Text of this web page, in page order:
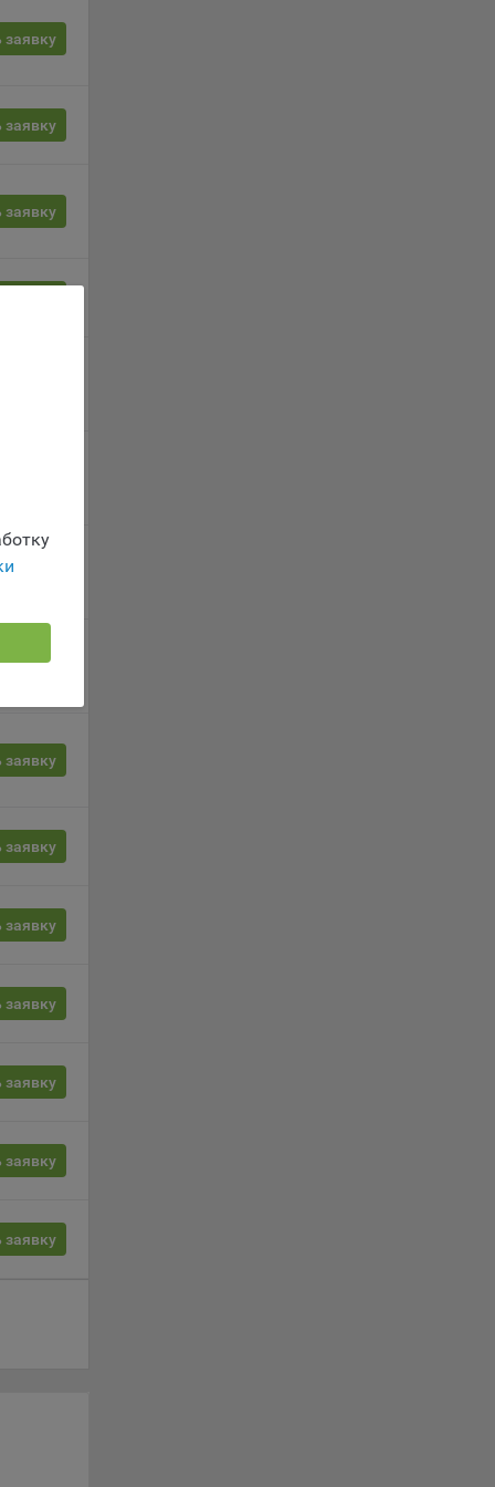
и
заявку
заявку
заявку
заявку
заявку
заявку
заявку
заявку
заявку
заявку